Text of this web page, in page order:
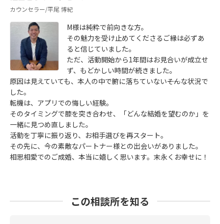
カウンセラー/平尾 博紀
M様は純粋で前向きな方。
その魅力を受け止めてくださるご縁は必ずあ
ると信じていました。
ただ、活動開始から1年間はお見合いが成立せ
ず、もどかしい時間が続きました。
原因は見えていても、本人の中で腑に落ちていない――そんな状況で
した。
転機は、アプリでの悔しい経験。
そのタイミングで膝を突き合わせ、「どんな結婚を望むのか」を
一緒に見つめ直しました。
活動を丁寧に振り返り、お相手選びを再スタート。
その先に、今の素敵なパートナー様との出会いがありました。
相思相愛でのご成婚、本当に嬉しく思います。末永くお幸せに！
この相談所を知る